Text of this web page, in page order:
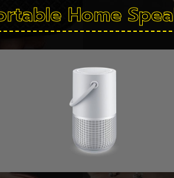
Home